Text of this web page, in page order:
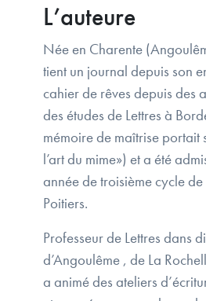
L’auteure
Née en Charente
tient un journal depuis son
cahier de rêves depuis des
des études de Lettres à
mémoire de maîtrise portait
l’art du mime») et a été
année de troisième cycle
Poitiers.
Professeur de Lettres dans
d’Angoulême , de La
a animé des ateliers